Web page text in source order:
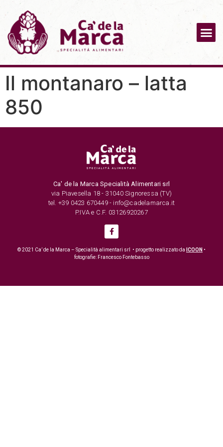
Il montanaro – latta
850
Ca' de la Marca Specialità Alimentari srl
via Piavesella 18 - 31040 Signoressa (TV)
tel. +39 0423 670449 - info@cadelamarca.it
P.IVA e C.F. 03126920267
© 2021 Ca’ de la Marca – Specialità alimentari srl • progetto realizzato da ICOON •
fotografie: Francesco Fontebasso